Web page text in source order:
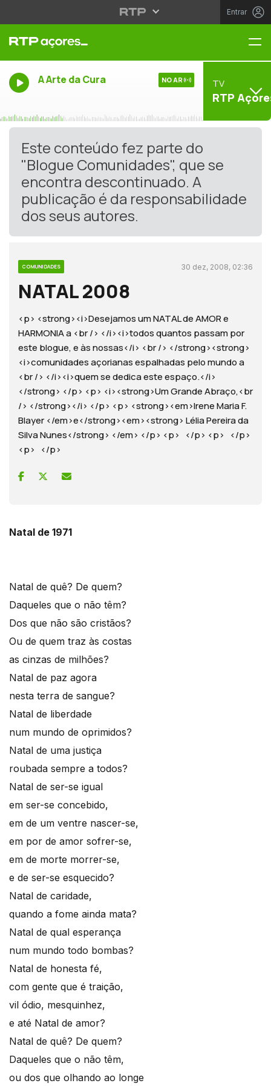
Entrar
A Arte da Cura NO AR TV
RTP
Este conteúdo fez parte do
"Blogue Comunidades", que se
encontra descontinuado. A
publicação é da responsabilidade
dos seus autores.
COMUNIDADES 30 dez, 2008, 02:36
NATAL 2008
<p> <strong><i>Desejamos um NATAL de AMOR e
HARMONIA a <br /> </i><i>todos quantos passam por
este blogue, e às nossas</i> <br /> </strong><strong>
<i>comunidades açorianas espalhadas pelo mundo a
<br /> </i><i>quem se dedica este espaço.</i>
</strong> </p> <p> <i><strong>Um Grande Abraço,<br
/> </strong></i> </p> <p> <strong><em>Irene Maria F.
Blayer </em>e</strong><em><strong> Lélia Pereira da
Silva Nunes</strong> </em> </p> <p> </p> <p> </p>
<p> </p>
Natal de 1971
Natal de quê? De quem?
Daqueles que o não têm?
Dos que não são cristãos?
Ou de quem traz às costas
as cinzas de milhões?
Natal de paz agora
nesta terra de sangue?
Natal de liberdade
num mundo de oprimidos?
Natal de uma justiça
roubada sempre a todos?
Natal de ser-se igual
em ser-se concebido,
em de um ventre nascer-se,
em por de amor sofrer-se,
em de morte morrer-se,
e de ser-se esquecido?
Natal de caridade,
quando a fome ainda mata?
Natal de qual esperança
num mundo todo bombas?
Natal de honesta fé,
com gente que é traição,
vil ódio, mesquinhez,
e até Natal de amor?
Natal de quê? De quem?
Daqueles que o não têm,
ou dos que olhando ao longe